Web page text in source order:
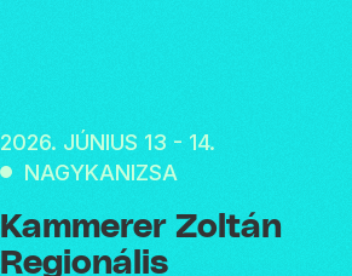
2026. JÚNIUS 13 - 14.
NAGYKANIZSA
Kammerer Zoltán
Regionális